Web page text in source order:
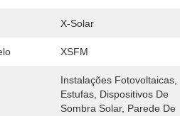
X-Solar
XSFM
Instalações Fotovoltaicas,
Estufas, Dispositivos De
Sombra Solar, Parede De